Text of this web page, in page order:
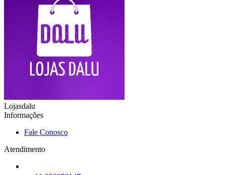
Lojasdalu
Informações
Fale Conosco
Atendimento